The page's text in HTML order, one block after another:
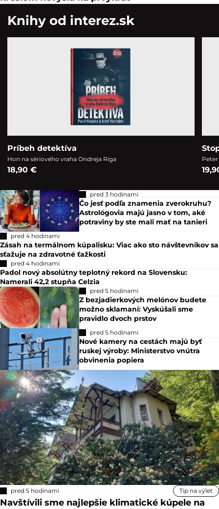
Knihy od interez.sk
Príbeh detektíva
Hon na sériového vraha Ondreja Riga
18,90 €
pred 3 hodinami
Čo jesť podľa znamenia zverokruhu?
Astrológovia majú jasno v tom, aké
potraviny by ste mali mať na tanieri
pred 4 hodinami
Zásah na termálnom kúpalisku: Viac ako sto návštevníkov sa
sťažuje na zdravotné ťažkosti
pred 4 hodinami
Padol nový absolútny teplotný rekord na Slovensku:
Namerali 42,2 stupňa Celzia
pred 5 hodinami
Z bezjadierkových melónov budete
možno sklamaní: Vyskúšali sme
pravidlo dvoch prstov
pred 5 hodinami
Nové kamery na cestách majú byť
ruskej výroby: Ministerstvo vnútra
obvinenia popiera
pred 5 hodinami Tip na výlet
Navštívili sme najlepšie klimatické kúpele na